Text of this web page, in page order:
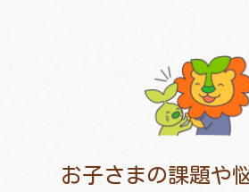
お子さまの課題や